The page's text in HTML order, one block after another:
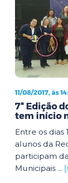
11/08/2017, às
7ª Edição
tem início
Entre os dias
alunos da
participam
Municipais ...